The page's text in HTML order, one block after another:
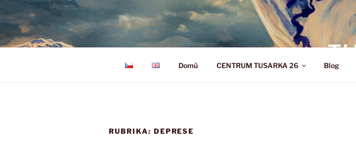
k
obsahu
webu
CENTRUM TUSARKA
nezisková organizace
Domů CENTRUM TUSARKA 26 Blog
RUBRIKA: DEPRESE